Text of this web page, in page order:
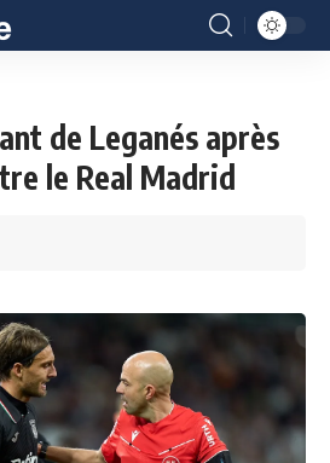
de Leganés après
le Real Madrid